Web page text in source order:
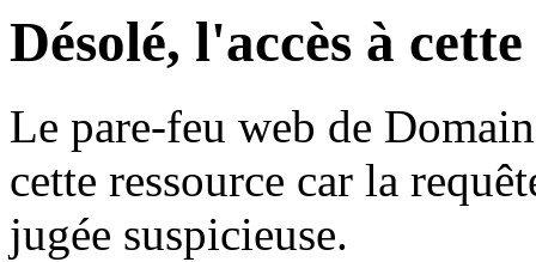
Désolé, l'accès à
Le pare-feu web de
cette ressource car la
jugée suspicieuse.